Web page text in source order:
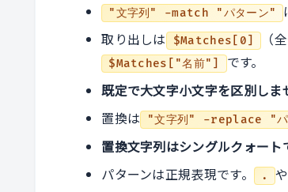
"文字列" -match "パターン"
取り出しは
$Matches[0] （
$Matches["名前"]
です。
既定で大文字小文字を区別しま
置換は
"文字列" -replace "パ
置換文字列はシングルクォート
パターンは正規表現です。
. や